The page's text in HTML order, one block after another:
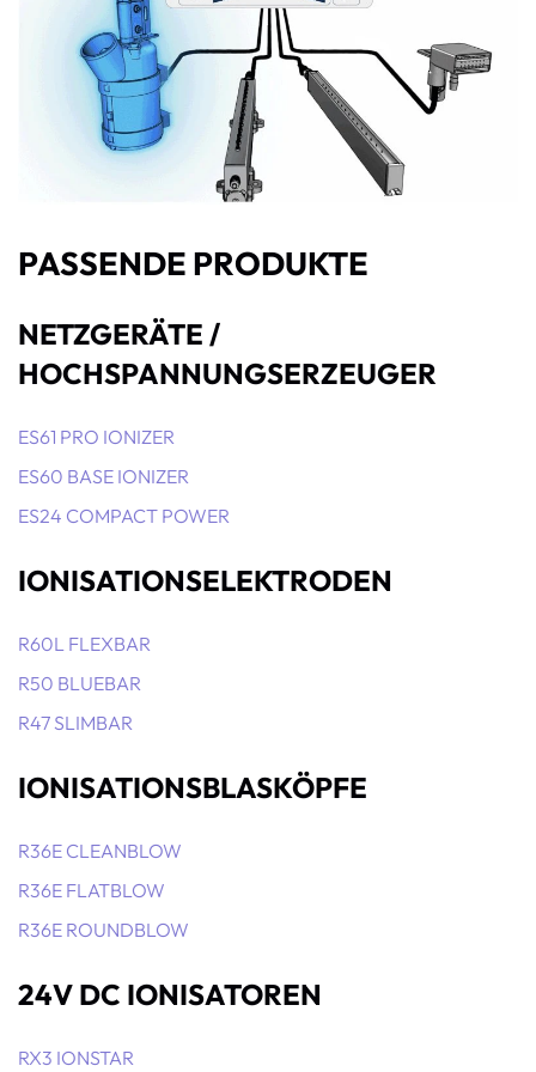
PASSENDE PRODUKTE
NETZGERÄTE /
HOCHSPANNUNGSERZEUGER
ES61 PRO IONIZER
ES60 BASE IONIZER
ES24 COMPACT POWER
IONISATIONSELEKTRODEN
R60L FLEXBAR
R50 BLUEBAR
R47 SLIMBAR
IONISATIONSBLASKÖPFE
R36E CLEANBLOW
R36E FLATBLOW
R36E ROUNDBLOW
24V DC IONISATOREN
RX3 IONSTAR